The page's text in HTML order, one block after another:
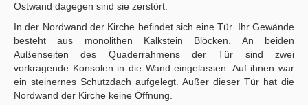
Ostwand dagegen sind sie zerstört.
In der Nordwand der Kirche befindet sich eine Tür. Ihr Gewände
besteht aus monolithen Kalkstein Blöcken. An beiden
Außenseiten des Quaderrahmens der Tür sind zwei
vorkragende Konsolen in die Wand eingelassen. Auf ihnen war
ein steinernes Schutzdach aufgelegt. Außer dieser Tür hat die
Nordwand der Kirche keine Öffnung.